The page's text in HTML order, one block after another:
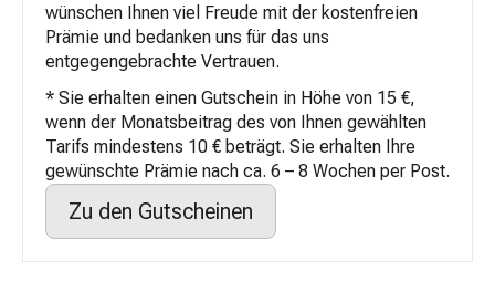
wünschen Ihnen viel Freude mit der kostenfreien
Prämie und bedanken uns für das uns
entgegengebrachte Vertrauen.
* Sie erhalten einen Gutschein in Höhe von 15 €,
wenn der Monatsbeitrag des von Ihnen gewählten
Tarifs mindestens 10 € beträgt. Sie erhalten Ihre
gewünschte Prämie nach ca. 6 – 8 Wochen per Post.
Zu den Gutscheinen